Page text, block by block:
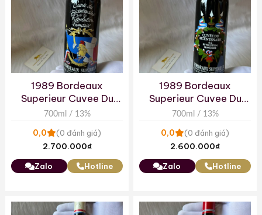
1989 Bordeaux
Superieur Cuvee Du
Bicentenaire De La
Ver1
700ml / 13%
0,0 (0 đánh giá)
2.700.000₫
Zalo Hotline
1989 Bordeaux
Superieur Cuvee Du
Bicentenaire De La
Ver2
700ml / 13%
0,0 (0 đánh giá)
2.600.000₫
Zalo Hotline